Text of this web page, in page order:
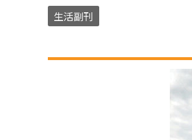
生活副刊